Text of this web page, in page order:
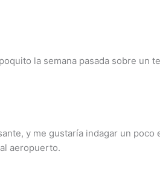
la semana pasada sobre un
y me gustaría indagar un
aeropuerto.